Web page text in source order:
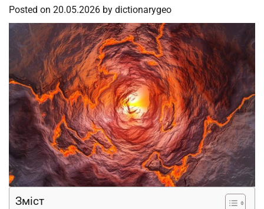
Posted on 20.05.2026 by dictionarygeo
Зміст